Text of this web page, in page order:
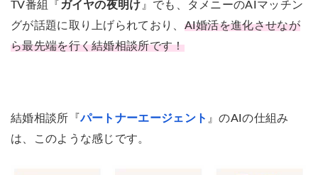
TV番組『 ガイヤの夜明け 』でも、タメニーのAIマッチン
グが話題に取り上げられており、 AI婚活を進化させなが
ら最先端を行く結婚相談所です！
結婚相談所『パートナーエージェント 』のAIの仕組み
は、このような感じです。